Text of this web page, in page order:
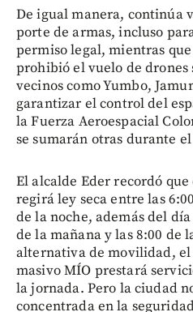
De igual manera, continúa
porte de armas, incluso
permiso legal, mientras
prohibió el vuelo de
vecinos como Yumbo,
garantizar el control del
la Fuerza Aeroespacial
se sumarán otras durante
El alcalde Eder recordó
regirá ley seca entre las
de la noche, además del
de la mañana y las 8:00 de
alternativa de movilidad,
masivo MÍO prestará
la jornada. Pero la ciudad
concentrada en la